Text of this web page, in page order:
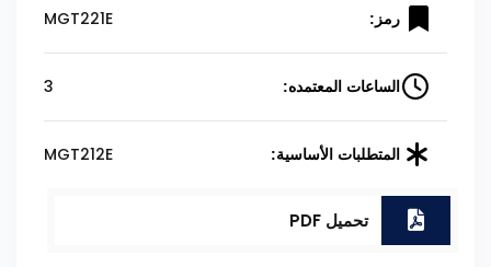
رمز: MGT221E
الساعات المعتمده: 3
المتطلبات الأساسية: MGT212E
تحميل PDF